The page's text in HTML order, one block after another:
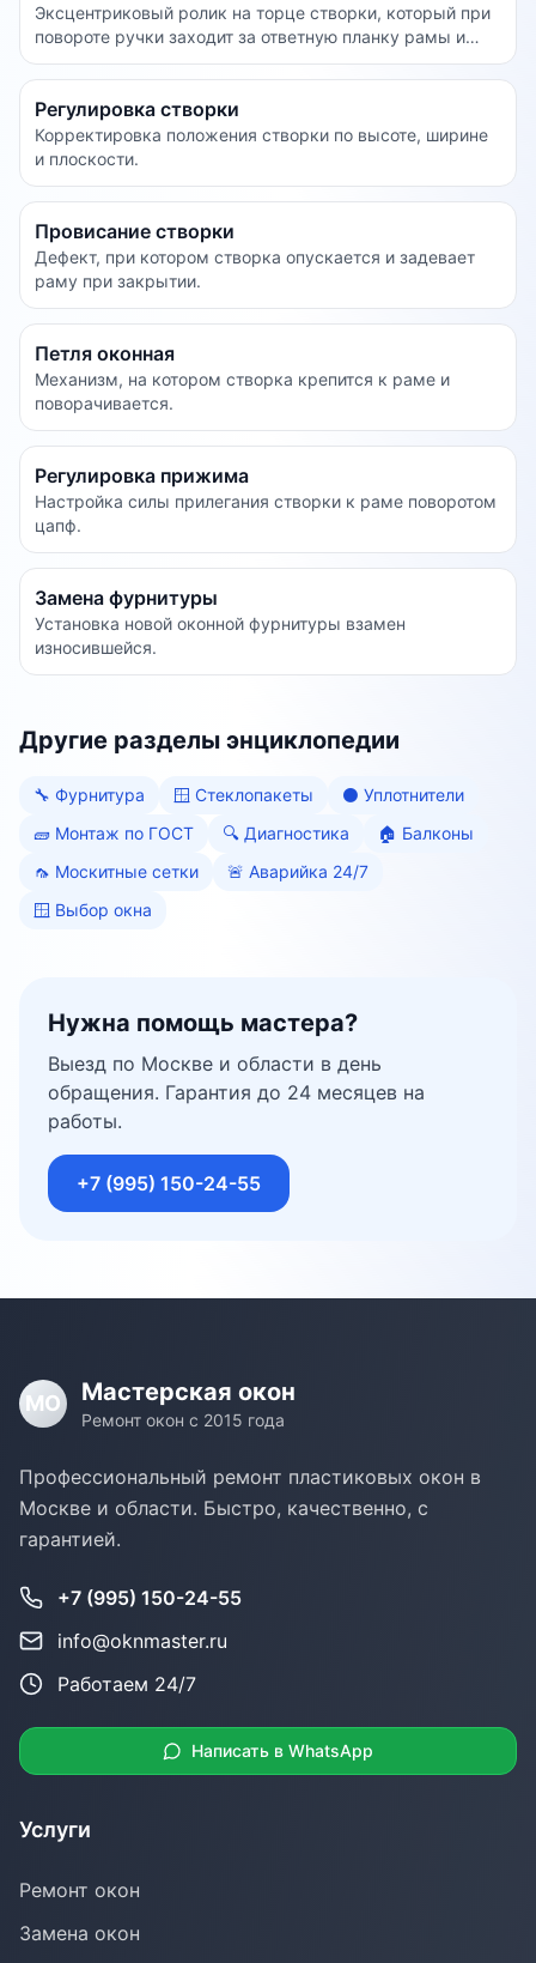
Эксцентриковый ролик на торце створки, который при
повороте ручки заходит за ответную планку рамы и
обеспечивает прижим.
Регулировка створки
Корректировка положения створки по высоте, ширине
и плоскости.
Провисание створки
Дефект, при котором створка опускается и задевает
раму при закрытии.
Петля оконная
Механизм, на котором створка крепится к раме и
поворачивается.
Регулировка прижима
Настройка силы прилегания створки к раме поворотом
цапф.
Замена фурнитуры
Установка новой оконной фурнитуры взамен
износившейся.
Другие разделы энциклопедии
🔧 Фурнитура 🪟 Стеклопакеты ⚫ Уплотнители
🧱 Монтаж по ГОСТ 🔍 Диагностика 🏠 Балконы
🦟 Москитные сетки 🚨 Аварийка 24/7
🪟 Выбор окна
Нужна помощь мастера?
Выезд по Москве и области в день
обращения. Гарантия до 24 месяцев на
работы.
+7 (995) 150-24-55
МО Мастерская окон
Ремонт окон с 2015 года
Профессиональный ремонт пластиковых окон в
Москве и области. Быстро, качественно, с
гарантией.
+7 (995) 150-24-55
info@oknmaster.ru
Работаем 24/7
Написать в WhatsApp
Услуги
Ремонт окон
Замена окон